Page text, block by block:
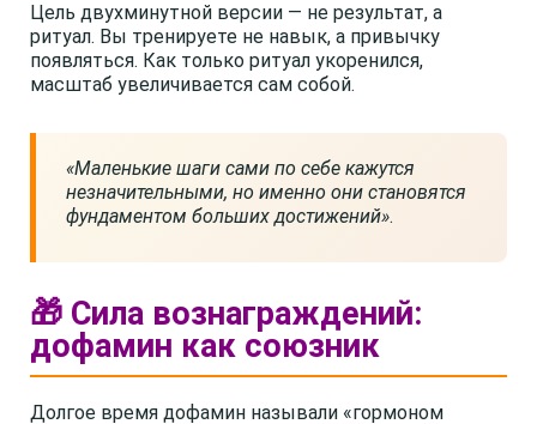
Цель двухминутной версии — не результат, а
ритуал. Вы тренируете не навык, а привычку
появляться. Как только ритуал укоренился,
масштаб увеличивается сам собой.
«Маленькие шаги сами по себе кажутся
незначительными, но именно они становятся
фундаментом больших достижений».
🎁 Сила вознаграждений:
дофамин как союзник
Долгое время дофамин называли «гормоном